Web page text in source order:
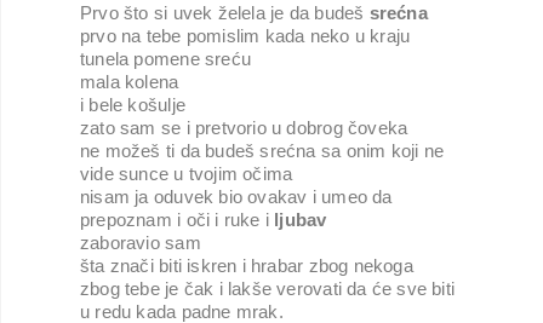
Prvo što si uvek želela je da budeš srećna
prvo na tebe pomislim kada neko u kraju
tunela pomene sreću
mala kolena
i bele košulje
zato sam se i pretvorio u dobrog čoveka
ne možeš ti da budeš srećna sa onim koji ne
vide sunce u tvojim očima
nisam ja oduvek bio ovakav i umeo da
prepoznam i oči i ruke i ljubav
zaboravio sam
šta znači biti iskren i hrabar zbog nekoga
zbog tebe je čak i lakše verovati da će sve biti
u redu kada padne mrak.